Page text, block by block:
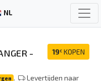
NL
19€ KOPEN
-
.
Levertijden naar